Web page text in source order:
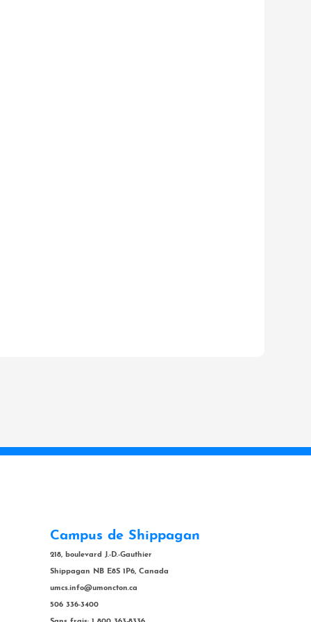
Campus de Shippagan
218, boulevard J.-D.-Gauthier
Shippagan NB E8S 1P6, Canada
umcs.info@umoncton.ca
506 336-3400